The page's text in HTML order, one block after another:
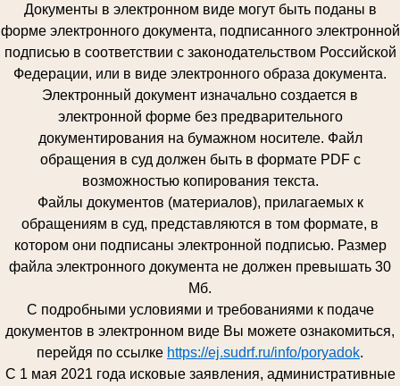
Документы в электронном виде могут быть поданы в
форме электронного документа, подписанного электронной
подписью в соответствии с законодательством Российской
Федерации, или в виде электронного образа документа.
Электронный документ изначально создается в
электронной форме без предварительного
документирования на бумажном носителе. Файл
обращения в суд должен быть в формате PDF с
возможностью копирования текста.
Файлы документов (материалов), прилагаемых к
обращениям в суд, представляются в том формате, в
котором они подписаны электронной подписью. Размер
файла электронного документа не должен превышать 30
Мб.
С подробными условиями и требованиями к подаче
документов в электронном виде Вы можете ознакомиться,
перейдя по ссылке https://ej.sudrf.ru/info/poryadok.
С 1 мая 2021 года исковые заявления, административные